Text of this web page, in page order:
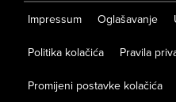
Impressum Oglašavanje
Politika kolačića Pravila
Promijeni postavke kolačića